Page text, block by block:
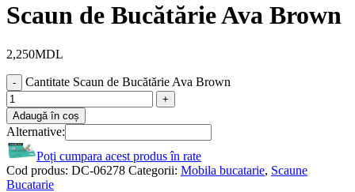
Scaun de Bucătărie Ava Brown
2,250MDL
Cantitate Scaun de Bucătărie Ava Brown
Adaugă în coș
Alternative:
Poți cumpara acest produs în rate
Cod produs: DC-06278 Categorii: Mobila bucatarie, Scaune
Bucatarie